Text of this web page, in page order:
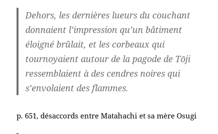
Dehors, les dernières lueurs du couchant
donnaient l’impression qu’un bâtiment
éloigné brûlait, et les corbeaux qui
tournoyaient autour de la pagode de Tōji
ressemblaient à des cendres noires qui
s’envolaient des flammes.
p. 651, désaccords entre Matahachi et sa mère Osugi